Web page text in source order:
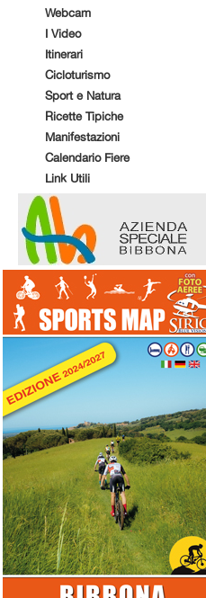
Webcam
I Video
Itinerari
Cicloturismo
Sport e Natura
Ricette Tipiche
Manifestazioni
Calendario Fiere
Link Utili